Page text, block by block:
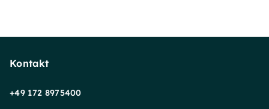
Kontakt
+49 172 8975400